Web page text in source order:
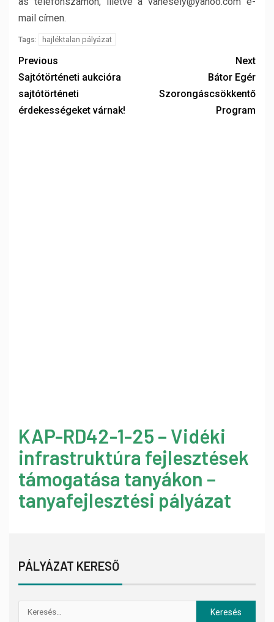
mail címen.
Tags: hajléktalan pályázat
Previous
Sajtótörténeti aukcióra
sajtótörténeti
érdekességeket várnak!
Next
Bátor Egér
Szorongáscsökkentő
Program
KAP-RD42-1-25 – Vidéki
infrastruktúra fejlesztések
támogatása tanyákon –
tanyafejlesztési pályázat
PÁLYÁZAT KERESŐ